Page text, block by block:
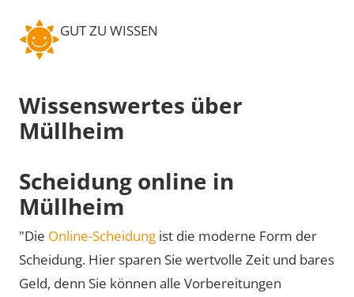
GUT ZU WISSEN
Wissenswertes über
Müllheim
Scheidung online in
Müllheim
"Die Online-Scheidung ist die moderne Form der
Scheidung. Hier sparen Sie wertvolle Zeit und bares
Geld, denn Sie können alle Vorbereitungen